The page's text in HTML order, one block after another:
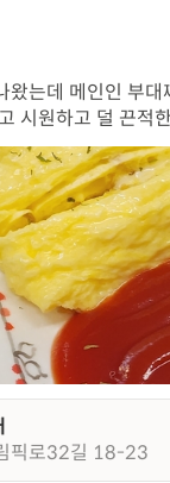
왔는데 메인인 부
시원하고 덜 끈적
픽로32길 18-23